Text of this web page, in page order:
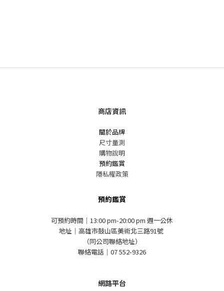
商店資訊
關於品牌
尺寸量測
購物說明
預約鑑賞
隱私權政策
預約鑑賞
可預約時間｜13:00 pm-20:00 pm 週一公休
地址｜高雄市鼓山區美術北三路91號
（同公司聯絡地址）
聯絡電話｜07 552-9326
網路平台